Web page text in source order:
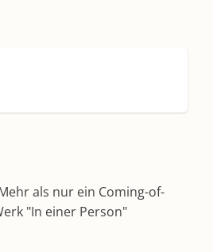
als nur ein Coming-of-
"In einer Person"